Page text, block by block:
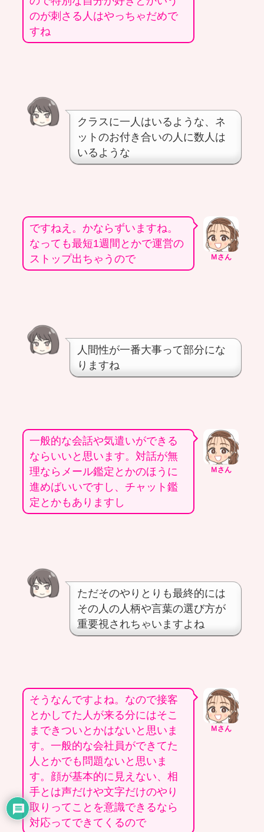
のが刺さる人はやっちゃだめで
すね
クラスに一人はいるような、ネ
ットのお付き合いの人に数人は
いるような
Ｍさん
ですねえ。かならずいますね。
なっても最短1週間とかで運営の
ストップ出ちゃうので
人間性が一番大事って部分にな
りますね
Ｍさん
一般的な会話や気遣いができる
ならいいと思います。対話が無
理ならメール鑑定とかのほうに
進めばいいですし、チャット鑑
定とかもありますし
ただそのやりとりも最終的には
その人の人柄や言葉の選び方が
重要視されちゃいますよね
Ｍさん
そうなんですよね。なので接客
とかしてた人が来る分にはそこ
まできついとかはないと思いま
す。一般的な会社員ができてた
人とかでも問題ないと思いま
す。顔が基本的に見えない、相
手とは声だけや文字だけのやり
取りってことを意識できるなら
対応ってできてくるので